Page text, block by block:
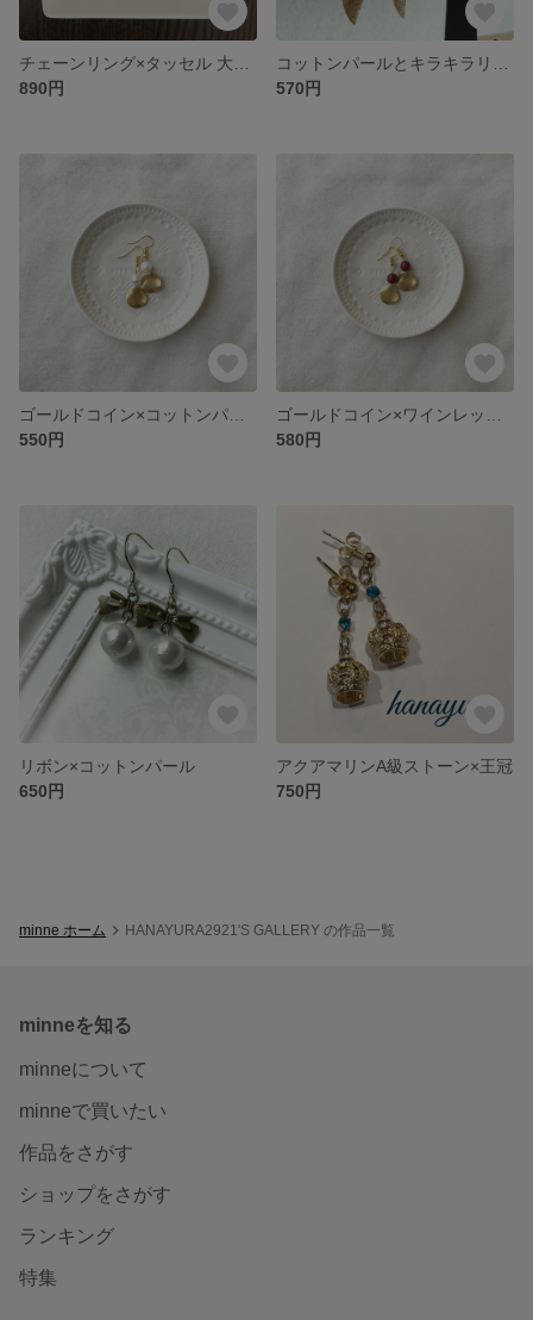
890円
570円
550円
580円
リボン×コットンパール
650円
アクアマリンA級ストーン×王冠
750円
minne ホーム HANAYURA2921'S GALLERY の作品一覧
minneを知る
minneについて
minneで買いたい
作品をさがす
ショップをさがす
ランキング
特集